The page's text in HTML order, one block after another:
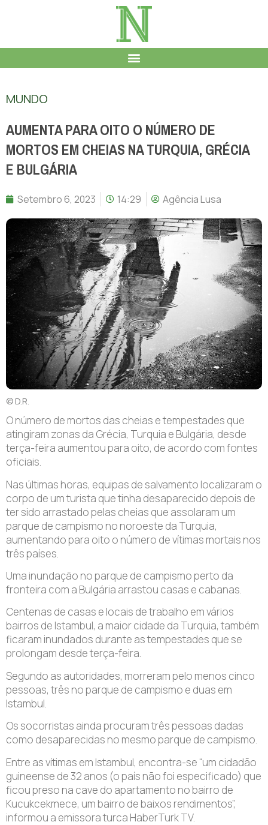
MUNDO
AUMENTA PARA OITO O NÚMERO DE
MORTOS EM CHEIAS NA TURQUIA, GRÉCIA
E BULGÁRIA
Setembro 6, 2023 14:29 Agência Lusa
© D.R.
O número de mortos das cheias e tempestades que
atingiram zonas da Grécia, Turquia e Bulgária, desde
terça-feira aumentou para oito, de acordo com fontes
oficiais.
Nas últimas horas, equipas de salvamento localizaram o
corpo de um turista que tinha desaparecido depois de
ter sido arrastado pelas cheias que assolaram um
parque de campismo no noroeste da Turquia,
aumentando para oito o número de vítimas mortais nos
três países.
Uma inundação no parque de campismo perto da
fronteira com a Bulgária arrastou casas e cabanas.
Centenas de casas e locais de trabalho em vários
bairros de Istambul, a maior cidade da Turquia, também
ficaram inundados durante as tempestades que se
prolongam desde terça-feira.
Segundo as autoridades, morreram pelo menos cinco
pessoas, três no parque de campismo e duas em
Istambul.
Os socorristas ainda procuram três pessoas dadas
como desaparecidas no mesmo parque de campismo.
Entre as vítimas em Istambul, encontra-se “um cidadão
guineense de 32 anos (o país não foi especificado) que
ficou preso na cave do apartamento no bairro de
Kucukcekmece, um bairro de baixos rendimentos”,
informou a emissora turca HaberTurk TV.